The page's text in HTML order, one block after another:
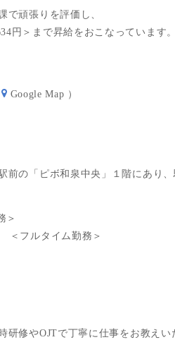
頑張りを評価し、
＞まで昇給をおこなっています。
Google Map ）
の「ピボ和泉中央」１階にあり、
＞
フルタイム勤務＞
修やOJTで丁寧に仕事をお教えい